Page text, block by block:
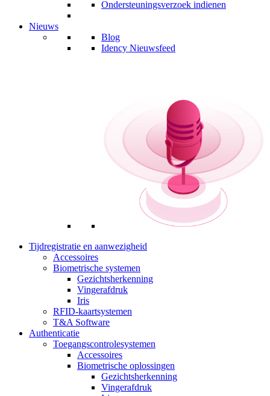
Ondersteuningsverzoek indienen
Nieuws
Blog
Idency Nieuwsfeed
Tijdregistratie en aanwezigheid
Accessoires
Biometrische systemen
Gezichtsherkenning
Vingerafdruk
Iris
RFID-kaartsystemen
T&A Software
Authenticatie
Toegangscontrolesystemen
Accessoires
Biometrische oplossingen
Gezichtsherkenning
Vingerafdruk